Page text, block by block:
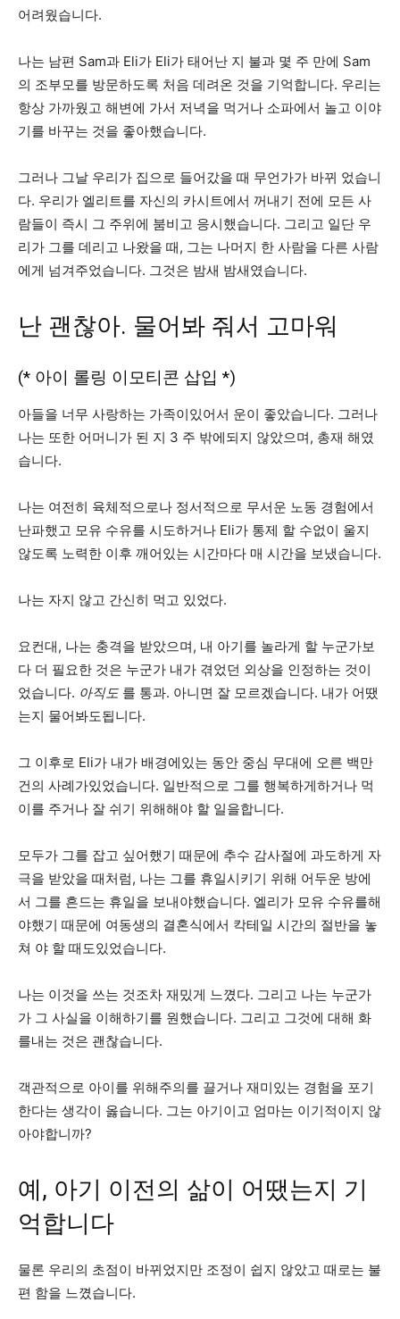
어려웠습니다.
나는 남편 Sam과 Eli가 Eli가 태어난 지 불과 몇 주 만에 Sam
의 조부모를 방문하도록 처음 데려온 것을 기억합니다. 우리는
항상 가까웠고 해변에 가서 저녁을 먹거나 소파에서 놀고 이야
기를 바꾸는 것을 좋아했습니다.
그러나 그날 우리가 집으로 들어갔을 때 무언가가 바뀌 었습니
다. 우리가 엘리트를 자신의 카시트에서 꺼내기 전에 모든 사
람들이 즉시 그 주위에 붐비고 응시했습니다. 그리고 일단 우
리가 그를 데리고 나왔을 때, 그는 나머지 한 사람을 다른 사람
에게 넘겨주었습니다. 그것은 밤새 밤새였습니다.
난 괜찮아. 물어봐 줘서 고마워
(* 아이 롤링 이모티콘 삽입 *)
아들을 너무 사랑하는 가족이있어서 운이 좋았습니다. 그러나
나는 또한 어머니가 된 지 3 주 밖에되지 않았으며, 총재 해였
습니다.
나는 여전히 육체적으로나 정서적으로 무서운 노동 경험에서
난파했고 모유 수유를 시도하거나 Eli가 통제 할 수없이 울지
않도록 노력한 이후 깨어있는 시간마다 매 시간을 보냈습니다.
나는 자지 않고 간신히 먹고 있었다.
요컨대, 나는 충격을 받았으며, 내 아기를 놀라게 할 누군가보
다 더 필요한 것은 누군가 내가 겪었던 외상을 인정하는 것이
었습니다. 아직도 를 통과. 아니면 잘 모르겠습니다. 내가 어땠
는지 물어봐도됩니다.
그 이후로 Eli가 내가 배경에있는 동안 중심 무대에 오른 백만
건의 사례가있었습니다. 일반적으로 그를 행복하게하거나 먹
이를 주거나 잘 쉬기 위해해야 ​​할 일을합니다.
모두가 그를 잡고 싶어했기 때문에 추수 감사절에 과도하게 자
극을 받았을 때처럼, 나는 그를 휴일시키기 위해 어두운 방에
서 그를 흔드는 휴일을 보내야했습니다. 엘리가 모유 수유를해
야했기 때문에 여동생의 결혼식에서 칵테일 시간의 절반을 놓
쳐 야 할 때도있었습니다.
나는 이것을 쓰는 것조차 재밌게 느꼈다. 그리고 나는 누군가
가 그 사실을 이해하기를 원했습니다. 그리고 그것에 대해 화
를내는 것은 괜찮습니다.
객관적으로 아이를 위해주의를 끌거나 재미있는 경험을 포기
한다는 생각이 옳습니다. 그는 아기이고 엄마는 이기적이지 않
아야합니까?
예, 아기 이전의 삶이 어땠는지 기
억합니다
물론 우리의 초점이 바뀌었지만 조정이 쉽지 않았고 때로는 불
편 함을 느꼈습니다.